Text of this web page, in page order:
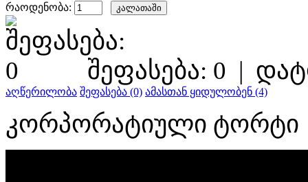
რაოდენობა:
შეფასება: 0 |
აღწერილობა შეფასება (0) ამასთან ყიდულობენ (4)
კორპორატიული ტორტი